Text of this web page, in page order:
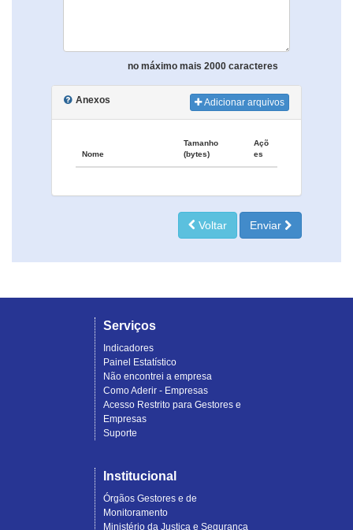
no máximo mais 2000 caracteres
Anexos Adicionar arquivos
Nome
Tamanho
(bytes)
Açõ
es
Voltar Enviar
Serviços
Indicadores
Painel Estatístico
Não encontrei a empresa
Como Aderir - Empresas
Acesso Restrito para Gestores e
Empresas
Suporte
Institucional
Órgãos Gestores e de
Monitoramento
Ministério da Justiça e Segurança